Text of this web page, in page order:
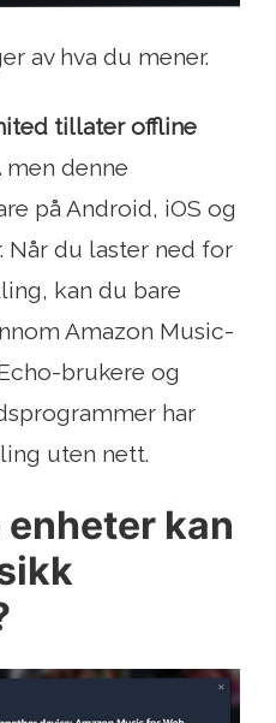
av hva du mener.
tillater offline
men denne
på Android, iOS og
Når du laster ned for
kan du bare
Amazon Music-
brukere og
har
uten nett.
kan